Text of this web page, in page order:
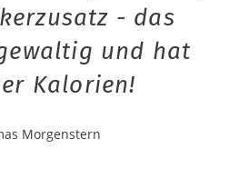
- das
und hat
Kalorien!
Morgenstern